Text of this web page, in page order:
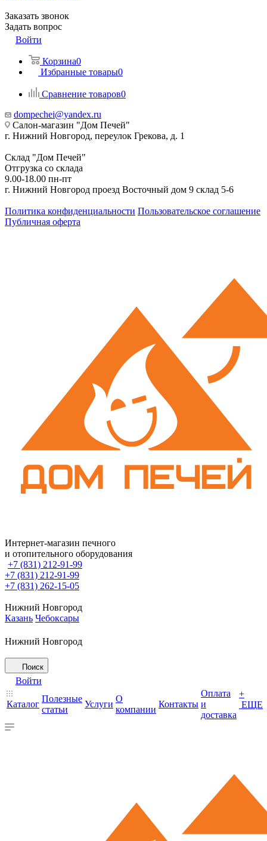
Заказать звонок
Задать вопрос
Войти
Корзина0
Избранные товары0
Сравнение товаров0
dompechei@yandex.ru
Салон-магазин "Дом Печей"
г. Нижний Новгород, переулок Грекова, д. 1
Склад "Дом Печей"
Отгрузка со склада
9.00-18.00 пн-пт
г. Нижний Новгород проезд Восточный дом 9 склад 5-6
Политика конфиденциальности Пользовательское соглашение
Публичная оферта
Интернет-магазин печного
и отопительного оборудования
+7 (831) 212-91-99
+7 (831) 212-91-99
+7 (831) 262-15-05
Нижний Новгород
Казань Чебоксары
Нижний Новгород
Поиск
Войти
Каталог
Полезные
статьи
Услуги
О
компании
Контакты
Оплата
и
доставка
+
ЕЩЕ